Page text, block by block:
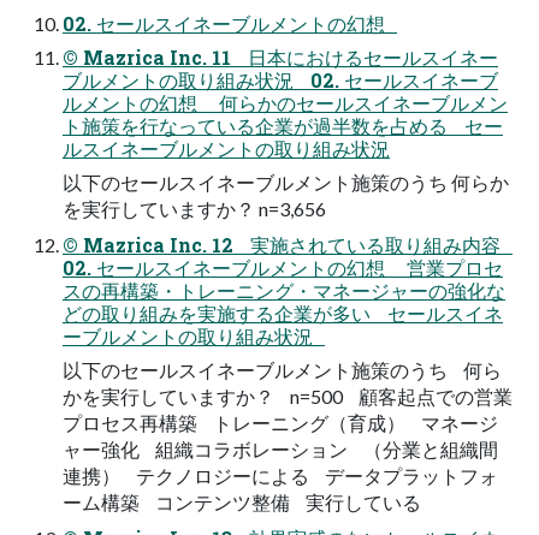
02. セールスイネーブルメントの幻想
© Mazrica Inc. 11 日本におけるセールスイネー
ブルメントの取り組み状況 02. セールスイネーブ
ルメントの幻想 何らかのセールスイネーブルメン
ト施策を行なっている企業が過半数を占める セー
ルスイネーブルメントの取り組み状況
以下のセールスイネーブルメント施策のうち 何らか
を実行していますか？ n=3,656
© Mazrica Inc. 12 実施されている取り組み内容
02. セールスイネーブルメントの幻想 営業プロセ
スの再構築・トレーニング・マネージャーの強化な
どの取り組みを実施する企業が多い セールスイネ
ーブルメントの取り組み状況
以下のセールスイネーブルメント施策のうち 何ら
かを実行していますか？ n=500 顧客起点での営業
プロセス再構築 トレーニング（育成） マネージ
ャー強化 組織コラボレーション （分業と組織間
連携） テクノロジーによる データプラットフォ
ーム構築 コンテンツ整備 実行している